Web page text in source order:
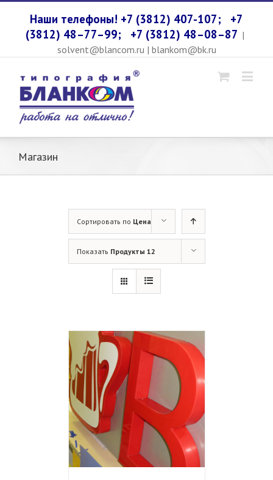
Наши телефоны! +7 (3812) 407-107; +7
(3812) 48–77–99; +7 (3812) 48–08–87 |
solvent@blancom.ru | blankom@bk.ru
Магазин
Сортировать по Цена
Показать Продукты 12